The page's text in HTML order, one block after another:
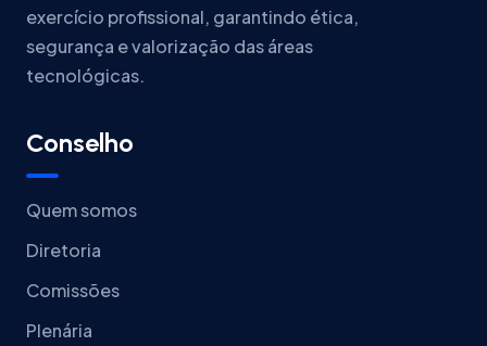
exercício profissional, garantindo ética,
segurança e valorização das áreas
tecnológicas.
Conselho
Quem somos
Diretoria
Comissões
Plenária